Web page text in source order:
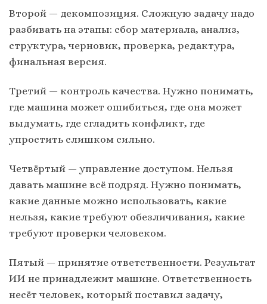
Второй — декомпозиция. Сложную задачу надо
разбивать на этапы: сбор материала, анализ,
структура, черновик, проверка, редактура,
финальная версия.
Третий — контроль качества. Нужно понимать,
где машина может ошибиться, где она может
выдумать, где сгладить конфликт, где
упростить слишком сильно.
Четвёртый — управление доступом. Нельзя
давать машине всё подряд. Нужно понимать,
какие данные можно использовать, какие
нельзя, какие требуют обезличивания, какие
требуют проверки человеком.
Пятый — принятие ответственности. Результат
ИИ не принадлежит машине. Ответственность
несёт человек, который поставил задачу,